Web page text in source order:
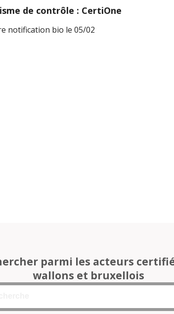
de contrôle : CertiOne
notification bio le 05/02
parmi les acteurs
wallons et bruxellois